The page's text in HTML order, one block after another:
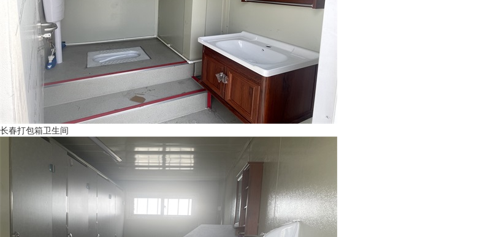
长春打包箱卫生间